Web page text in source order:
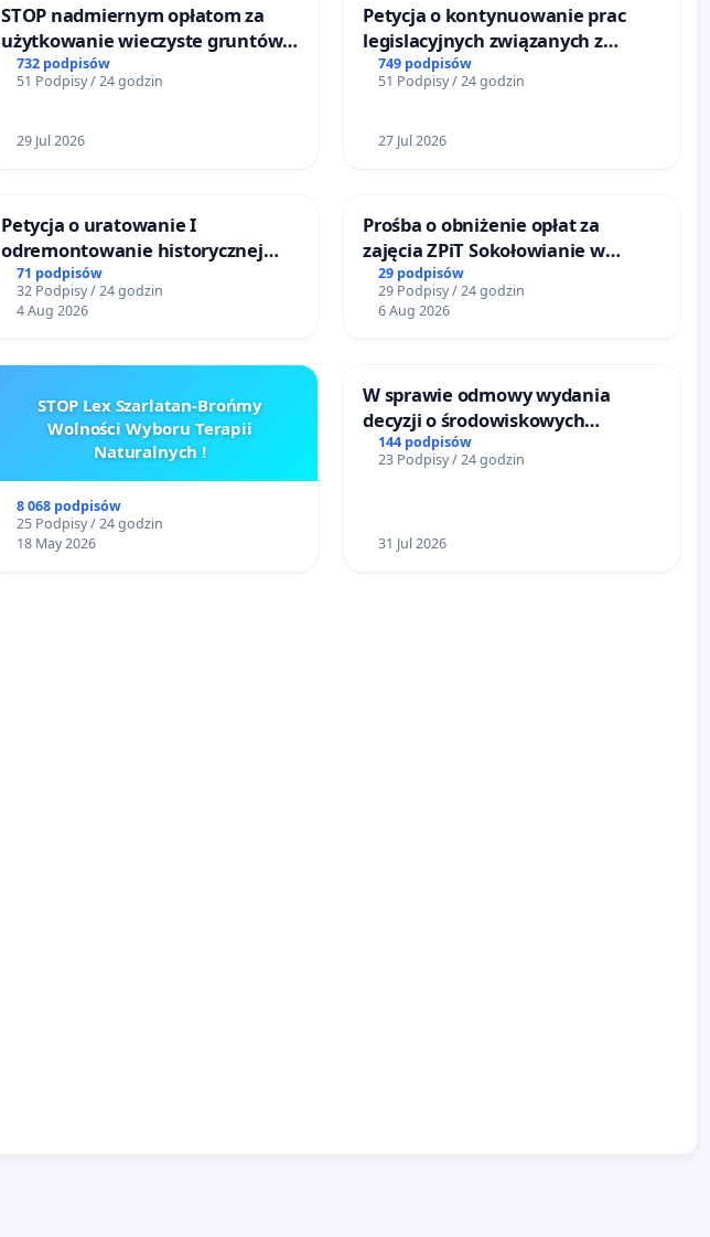
STOP nadmiernym opłatom za
użytkowanie wieczyste gruntów
zajmowanych przez rodzinne
ogrody działkowe.
732 podpisów
51 Podpisy / 24 godzin
29 Jul 2026
Petycja o kontynuowanie prac
legislacyjnych związanych z
reformą prawa rodzinnego
749 podpisów
51 Podpisy / 24 godzin
27 Jul 2026
Petycja o uratowanie I
odremontowanie historycznej
Lokomotywy sm42-914
71 podpisów
32 Podpisy / 24 godzin
4 Aug 2026
Prośba o obniżenie opłat za
zajęcia ZPiT Sokołowianie w
Sokołowskim Ośrodku Kultury
29 podpisów
29 Podpisy / 24 godzin
6 Aug 2026
STOP Lex Szarlatan-Brońmy
Wolności Wyboru Terapii
Naturalnych !
8 068 podpisów
25 Podpisy / 24 godzin
18 May 2026
W sprawie odmowy wydania
decyzji o środowiskowych
uwarunkowaniach dla budowy
zakładu wytwarzania biometanu
mieszkańców i Puszczy
144 podpisów
23 Podpisy / 24 godzin
31 Jul 2026